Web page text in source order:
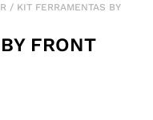
/ KIT FERRAMENTAS BY
FRONT